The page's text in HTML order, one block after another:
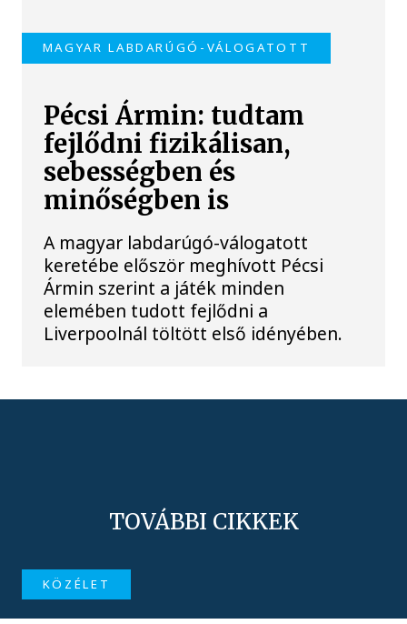
MAGYAR LABDARÚGÓ-VÁLOGATOTT
Pécsi Ármin: tudtam
fejlődni fizikálisan,
sebességben és
minőségben is
A magyar labdarúgó-válogatott
keretébe először meghívott Pécsi
Ármin szerint a játék minden
elemében tudott fejlődni a
Liverpoolnál töltött első idényében.
TOVÁBBI CIKKEK
KÖZÉLET